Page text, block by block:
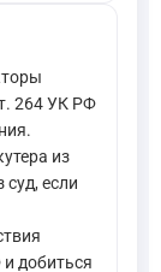
264 УК РФ
из
суд, если
добиться